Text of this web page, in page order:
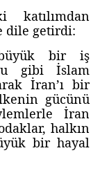
katılımdan
dile getirdi:
bir iş
gibi İslam
İran’ı bir
gücünü
İran
halkın
bir hayal